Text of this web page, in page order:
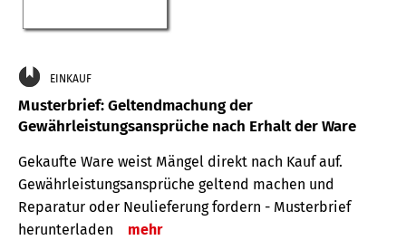
EINKAUF
Musterbrief: Geltendmachung der
Gewährleistungsansprüche nach Erhalt der Ware
Gekaufte Ware weist Mängel direkt nach Kauf auf.
Gewährleistungsansprüche geltend machen und
Reparatur oder Neulieferung fordern - Musterbrief
herunterladen
mehr